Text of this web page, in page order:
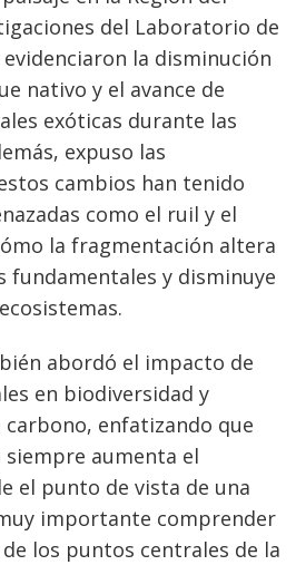
del Laboratorio de
evidenciaron la disminución
nativo y el avance de
exóticas durante las
expuso las
cambios han tenido
como el ruil y el
la fragmentación altera
fundamentales y disminuye
abordó el impacto de
en biodiversidad y
enfatizando que
aumenta el
el punto de vista de una
importante comprender
los puntos centrales de la